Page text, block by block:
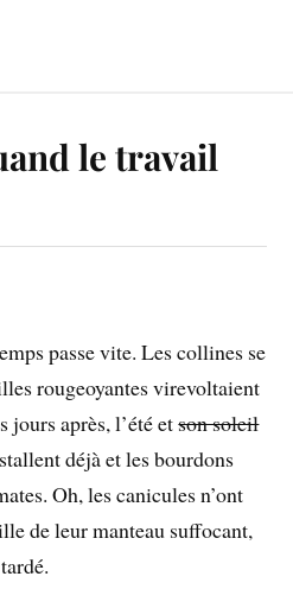
le travail
passe vite. Les collines se
rougeoyantes virevoltaient
jours après, l’été etson soleil
déjà et les bourdons
Oh, les canicules n’ont
de leur manteau suffocant,